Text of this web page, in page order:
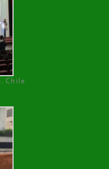
Chile